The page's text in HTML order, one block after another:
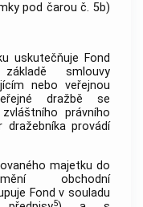
pod čarou č. 5b)
uskutečňuje Fond
smlouvy
nebo veřejnou
dražbě se
právního
dražebníka provádí
majetku do
obchodní
Fond v souladu
5